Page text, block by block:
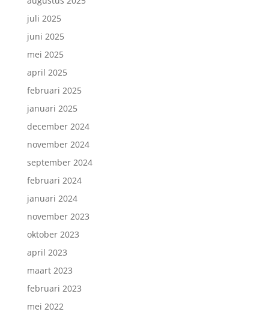
juli 2025
juni 2025
mei 2025
april 2025
februari 2025
januari 2025
december 2024
november 2024
september 2024
februari 2024
januari 2024
november 2023
oktober 2023
april 2023
maart 2023
februari 2023
mei 2022